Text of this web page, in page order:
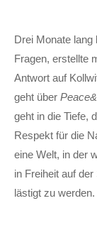
Drei Monate
Fragen, er­stellte
Antwort auf
geht über
geht in die Tiefe,
Respekt für die
eine Welt, in der
in Frei­heit auf
lästigt zu werden.